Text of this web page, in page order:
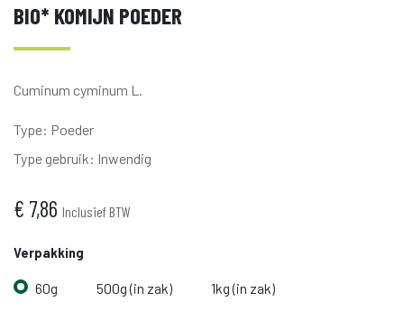
BIO* KOMIJN POEDER
Cuminum cyminum L.
Type: Poeder
Type gebruik: Inwendig
€ 7,86 Inclusief BTW
Verpakking
60g 500g (in zak) 1kg (in zak)